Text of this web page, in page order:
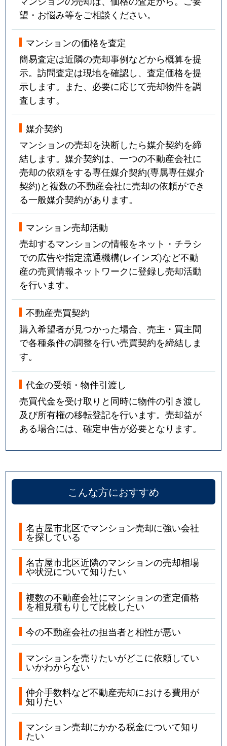
望・お悩み等をご相談ください。
マンションの価格を査定
簡易査定は近隣の売却事例などから概算を提
示。訪問査定は現地を確認し、査定価格を提
示します。また、必要に応じて売却物件を調
査します。
媒介契約
マンションの売却を決断したら媒介契約を締
結します。媒介契約は、一つの不動産会社に
売却の依頼をする専任媒介契約(専属専任媒介
契約)と複数の不動産会社に売却の依頼ができ
る一般媒介契約があります。
マンション売却活動
売却するマンションの情報をネット・チラシ
での広告や指定流通機構(レインズ)など不動
産の売買情報ネットワークに登録し売却活動
を行います。
不動産売買契約
購入希望者が見つかった場合、売主・買主間
で各種条件の調整を行い売買契約を締結しま
す。
代金の受領・物件引渡し
売買代金を受け取りと同時に物件の引き渡し
及び所有権の移転登記を行います。売却益が
ある場合には、確定申告が必要となります。
こんな方におすすめ
名古屋市北区でマンション売却に強い会社
を探している
名古屋市北区近隣のマンションの売却相場
や状況について知りたい
複数の不動産会社にマンションの査定価格
を相見積もりして比較したい
今の不動産会社の担当者と相性が悪い
マンションを売りたいがどこに依頼してい
いかわからない
仲介手数料など不動産売却における費用が
知りたい
マンション売却にかかる税金について知り
たい